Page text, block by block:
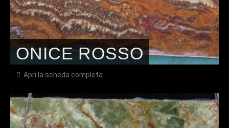
ONICE ROSSO
Apri la scheda completa